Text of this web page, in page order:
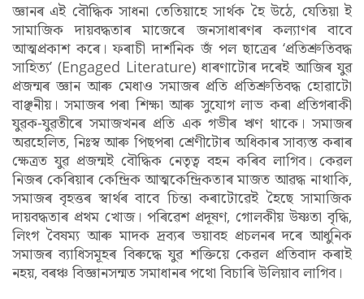
জ্ঞানৰ এই বৌদ্ধিক সাধনা তেতিয়াহে সাৰ্থক হৈ উঠে, যেতিয়া ই
সামাজিক দায়বদ্ধতাৰ মাজেৰে জনসাধাৰণৰ কল্যাণৰ বাবে
আত্মপ্ৰকাশ কৰে। ফৰাচী দাৰ্শনিক জঁ পল ছাত্ৰেৰ ‘প্ৰতিশ্ৰুতিবদ্ধ
সাহিত্য’ (Engaged Literature) ধাৰণাটোৰ দৰেই আজিৰ যুৱ
প্ৰজন্মৰ জ্ঞান আৰু মেধাও সমাজৰ প্ৰতি প্ৰতিশ্ৰুতিবদ্ধ হোৱাটো
বাঞ্ছনীয়। সমাজৰ পৰা শিক্ষা আৰু সুযোগ লাভ কৰা প্ৰতিগৰাকী
যুৱক-যুৱতীৰে সমাজখনৰ প্ৰতি এক গভীৰ ঋণ থাকে। সমাজৰ
অৱহেলিত, নিঃস্ব আৰু পিছপৰা শ্ৰেণীটোৰ অধিকাৰ সাব্যস্ত কৰাৰ
ক্ষেত্ৰত যুৱ প্ৰজন্মই বৌদ্ধিক নেতৃত্ব বহন কৰিব লাগিব। কেৱল
নিজৰ কেৰিয়াৰ কেন্দ্ৰিক আত্মকেন্দ্ৰিকতাৰ মাজত আৱদ্ধ নাথাকি,
সমাজৰ বৃহত্তৰ স্বাৰ্থৰ বাবে চিন্তা কৰাটোৱেই হৈছে সামাজিক
দায়বদ্ধতাৰ প্ৰথম খোজ। পৰিৱেশ প্ৰদূষণ, গোলকীয় উষ্ণতা বৃদ্ধি,
লিংগ বৈষম্য আৰু মাদক দ্ৰব্যৰ ভয়াবহ প্ৰচলনৰ দৰে আধুনিক
সমাজৰ ব্যাধিসমূহৰ বিৰুদ্ধে যুৱ শক্তিয়ে কেৱল প্ৰতিবাদ কৰাই
নহয়, বৰঞ্চ বিজ্ঞানসন্মত সমাধানৰ পথো বিচাৰি উলিয়াব লাগিব।